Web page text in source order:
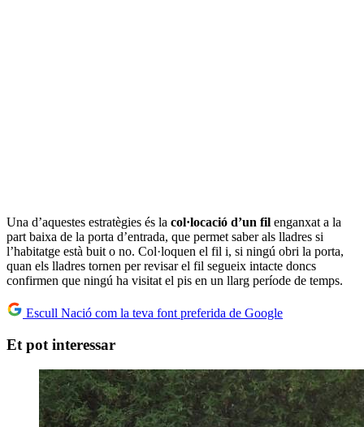
Una d’aquestes estratègies és la col·locació d’un fil enganxat a la
part baixa de la porta d’entrada, que permet saber als lladres si
l’habitatge està buit o no. Col·loquen el fil i, si ningú obri la porta,
quan els lladres tornen per revisar el fil segueix intacte doncs
confirmen que ningú ha visitat el pis en un llarg període de temps.
Escull Nació com la teva font preferida de Google
Et pot interessar